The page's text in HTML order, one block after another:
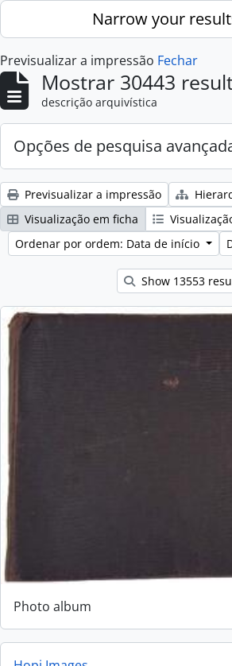
Skip to main contentNarrow your
Previsualizar a impressão Fechar
Mostrar 30443
descrição arquivística
Opções de pesquisa
Previsualizar a impressão
Visualização em ficha
Ordenar por ordem: Data de início
Show 13553
Photo album